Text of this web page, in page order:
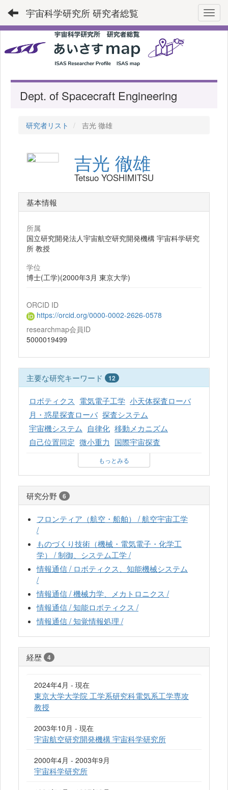
宇宙科学研究所 研究者総覧
Dept. of Spacecraft Engineering
研究者リスト 吉光 徹雄
吉光 徹雄
Tetsuo YOSHIMITSU
基本情報
所属
国立研究開発法人宇宙航空研究開発機構 宇宙科学研究
所 教授
学位
博士(工学)(2000年3月 東京大学)
ORCID ID
https://orcid.org/0000-0002-2626-0578
researchmap会員ID
5000019499
主要な研究キーワード 12
ロボティクス 電気電子工学 小天体探査ローバ
月・惑星探査ローバ 探査システム
宇宙機システム 自律化 移動メカニズム
自己位置同定 微小重力 国際宇宙探査
もっとみる
研究分野 6
フロンティア（航空・船舶） / 航空宇宙工学
/
ものづくり技術（機械・電気電子・化学工
学） / 制御、システム工学 /
情報通信 / ロボティクス、知能機械システム
/
情報通信 / 機械力学、メカトロニクス /
情報通信 / 知能ロボティクス /
情報通信 / 知覚情報処理 /
経歴 4
2024年4月 - 現在
東京大学大学院 工学系研究科電気系工学専攻
教授
2003年10月 - 現在
宇宙航空研究開発機構 宇宙科学研究所
2000年4月 - 2003年9月
宇宙科学研究所